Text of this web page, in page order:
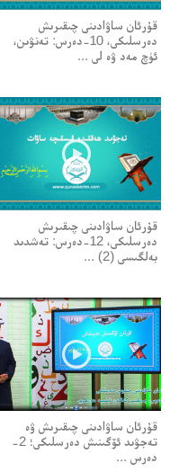
قۇرئان ساۋادىنى چىقىرىش
دەرسلىكى، 10-دەرس: تەنۋىن،
ئۈچ مەد ۋە لى ...
قۇرئان ساۋادىنى چىقىرىش
دەرسلىكى، 12-دەرس: تەشدىد
بەلگىسى (2) ...
قۇرئان ساۋادىنى چىقىرىش ۋە
تەجۋىد ئۆگىنىش دەرسلىكى؛ 2-
دەرس ...